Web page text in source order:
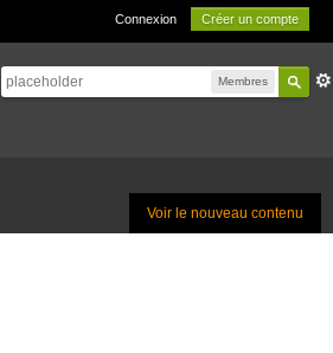
Connexion Créer un compte
Membres
Voir le nouveau contenu